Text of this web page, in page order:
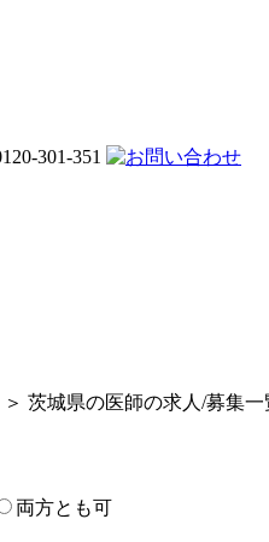
＞ 茨城県の医師の求人/募集一
両方とも可